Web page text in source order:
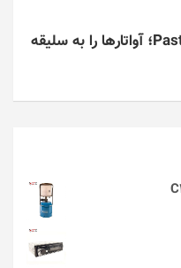
بازی/ Pastel Friends؛ آواتارها را به سلیقه